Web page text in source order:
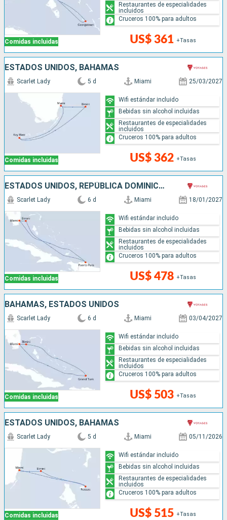
Comidas incluidas US$ 361 +Tasas
Restaurantes de especialidades
incluidos
Cruceros 100% para adultos
ESTADOS UNIDOS, BAHAMAS
Comidas incluidas
Scarlet Lady 5 d Miami 25/03/2027
US$ 362 +Tasas
Wifi estándar incluido
Bebidas sin alcohol incluidas
Restaurantes de especialidades
incluidos
Cruceros 100% para adultos
ESTADOS UNIDOS, REPÚBLICA DOMINICANA, BAHAMAS
Comidas incluidas
Scarlet Lady 6 d Miami 18/01/2027
US$ 478 +Tasas
Wifi estándar incluido
Bebidas sin alcohol incluidas
Restaurantes de especialidades
incluidos
Cruceros 100% para adultos
BAHAMAS, ESTADOS UNIDOS
Comidas incluidas
Scarlet Lady 6 d Miami 03/04/2027
US$ 503 +Tasas
Wifi estándar incluido
Bebidas sin alcohol incluidas
Restaurantes de especialidades
incluidos
Cruceros 100% para adultos
ESTADOS UNIDOS, BAHAMAS
Comidas incluidas
Scarlet Lady 5 d Miami 05/11/2026
US$ 515 +Tasas
Wifi estándar incluido
Bebidas sin alcohol incluidas
Restaurantes de especialidades
incluidos
Cruceros 100% para adultos